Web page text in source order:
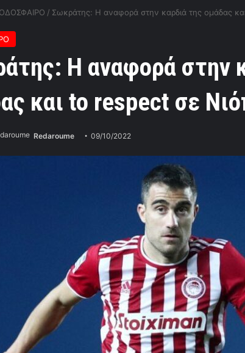
/ Σωκράτης: Η αναφορά στην καρδιά της ομάδας
Η αναφορά στην
και to respect σε
Redaroume 09/10/2022